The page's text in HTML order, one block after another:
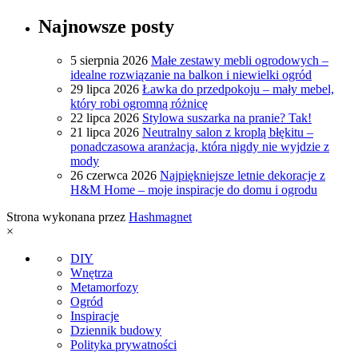
Najnowsze posty
5 sierpnia 2026 Małe zestawy mebli ogrodowych –
idealne rozwiązanie na balkon i niewielki ogród
29 lipca 2026 Ławka do przedpokoju – mały mebel,
który robi ogromną różnicę
22 lipca 2026 Stylowa suszarka na pranie? Tak!
21 lipca 2026 Neutralny salon z kroplą błękitu –
ponadczasowa aranżacja, która nigdy nie wyjdzie z
mody
26 czerwca 2026 Najpiękniejsze letnie dekoracje z
H&M Home – moje inspiracje do domu i ogrodu
Strona wykonana przez Hashmagnet
×
DIY
Wnętrza
Metamorfozy
Ogród
Inspiracje
Dziennik budowy
Polityka prywatności